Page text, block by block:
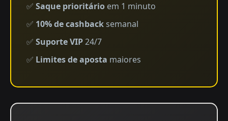
✅ Saque prioritário em 1 minuto
✅ 10% de cashbacksemanal
✅ Suporte VIP24/7
✅ Limites de aposta maiores